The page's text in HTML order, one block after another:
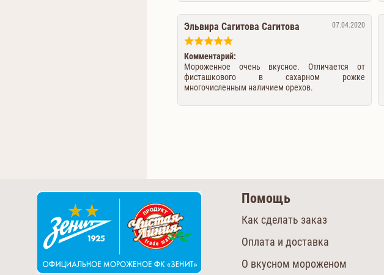
07.04.2020
Эльвира Сагитова Сагитова
Комментарий:
Мороженное очень вкусное. Отличается от
фисташкового в сахарном рожке
многочисленным наличием орехов.
Помощь
Как сделать заказ
Оплата и доставка
О вкусном мороженом